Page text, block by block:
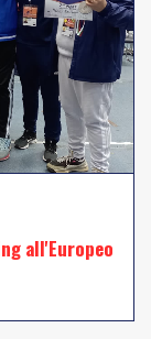
all'Europeo